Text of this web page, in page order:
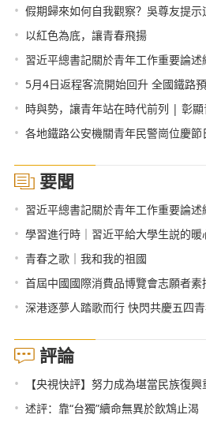
• 假期歸來如何自我觀察？吳尊友提示
• 以紅色為底，讓青春飛揚
• 習近平總書記關於青年工作重要論述
• 5月4日返程客流開始回升 全國鐵路
• 時與勢，讓青年站在時代前列 | 彰
• 各地鐵路公安機關青年民警崗位慶節
要聞
• 習近平總書記關於青年工作重要論述
• 學習進行時｜習近平給大學生説的暖
• 青春之歌｜我和我的祖國
• 首屆中國國際消費品博覽會志願者素
• 深港逐夢人踏歌而行 快閃共慶五四
評論
• 【央視快評】努力成為堪當民族復興重任
• 述評：靠“台獨”續命無異於飲鴆止渴